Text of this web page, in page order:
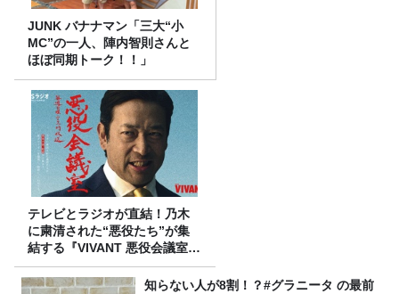
JUNK バナナマン「三大“小
MC”の一人、陣内智則さんと
ほぼ同期トーク！！」
テレビとラジオが直結！乃木
に粛清された“悪役たち”が集
結する『VIVANT 悪役会議室』
7/26(日)23時スタート！
知らない人が8割！？#グラニータ の最前